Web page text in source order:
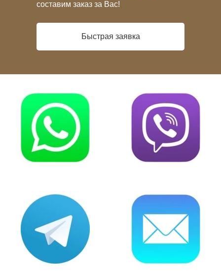
составим заказ за Вас!
Быстрая заявка